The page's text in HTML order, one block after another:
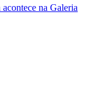
na Galeria